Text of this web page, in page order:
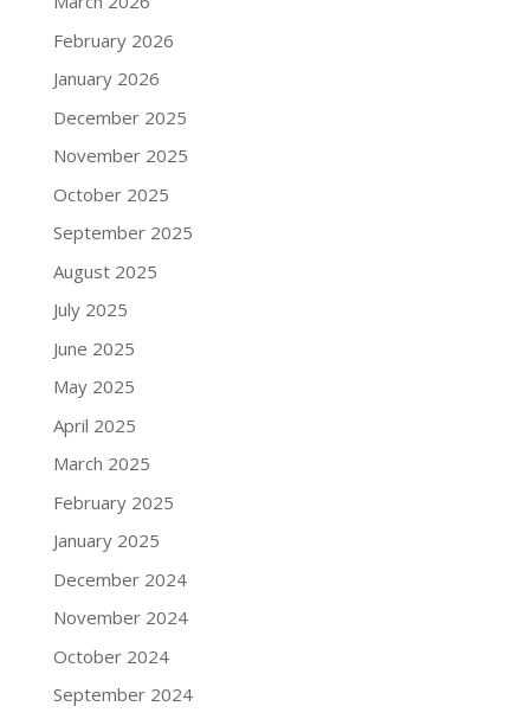
February 2026
January 2026
December 2025
November 2025
October 2025
September 2025
August 2025
July 2025
June 2025
May 2025
April 2025
March 2025
February 2025
January 2025
December 2024
November 2024
October 2024
September 2024